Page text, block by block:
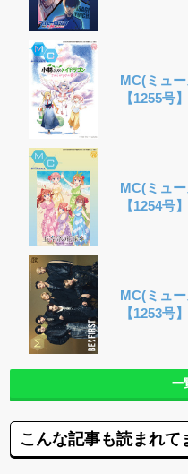
MC(ミュ
【1255号
MC(ミュ
【1254号
MC(ミュ
【1253号
一
こんな記事も読まれて